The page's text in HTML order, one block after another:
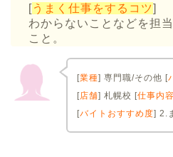
[うまく仕事をするコツ]
わからないことなどを担
こと。
[業種] 専門職/その他 [
[店舗] 札幌校 [仕事内容
[バイトおすすめ度] 2.